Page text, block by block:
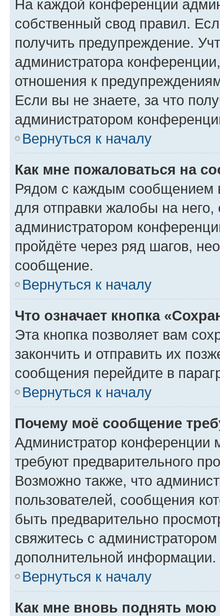
На каждой конференции
собственный свод правил.
получить предупреждение.
администратора
отношения к
Если вы не знаете, за что
администратором
Вернуться к началу
Как мне пожаловаться на
Рядом с каждым сообщением
для отправки жалобы на
администратором
пройдёте через ряд шагов,
сообщение.
Вернуться к началу
Что означает кнопка
Эта кнопка позволяет вам
закончить и отправить их
сообщения перейдите в
Вернуться к началу
Почему моё сообщение
Администратор конференции
требуют предварительного
Возможно также, что
пользователей, сообщения
быть предварительно
свяжитесь с
дополнительной информации.
Вернуться к началу
Как мне вновь поднять мою